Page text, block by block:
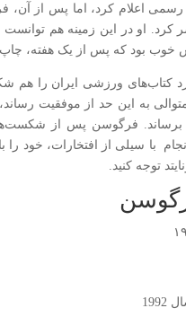
اعلام کرد، اما پس از آن،
او در این زمینه هم
خوب بود که پس از یک هفته،
کتاب‌های ورزشی ایران را هم
به این حد از موفقیت رساند،
برساند. فرگوسن پس از
با سیلی از افتخارات، خود را
توجه کنید.